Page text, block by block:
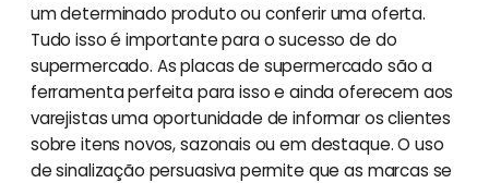
um determinado produto ou conferir uma oferta.
Tudo isso é importante para o sucesso de do
supermercado. As placas de supermercado são a
ferramenta perfeita para isso e ainda oferecem aos
varejistas uma oportunidade de informar os clientes
sobre itens novos, sazonais ou em destaque. O uso
de sinalização persuasiva permite que as marcas se